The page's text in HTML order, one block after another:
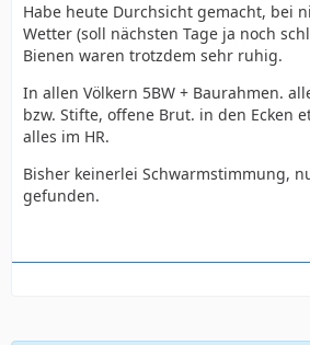
Habe heute Durchsicht gemacht, bei
Wetter (soll nächsten Tage ja noch
Bienen waren trotzdem sehr ruhig.
In allen Völkern 5BW + Baurahmen.
bzw. Stifte, offene Brut. in den Ecken
alles im HR.
Bisher keinerlei Schwarmstimmung,
gefunden.